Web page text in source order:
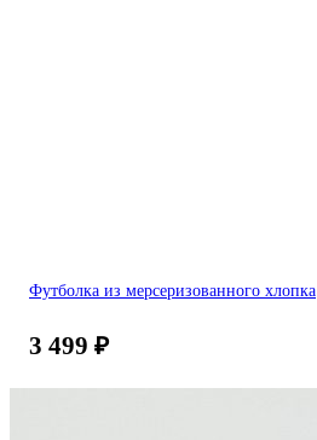
Футболка из мерсеризованного хлопка
3 499 ₽